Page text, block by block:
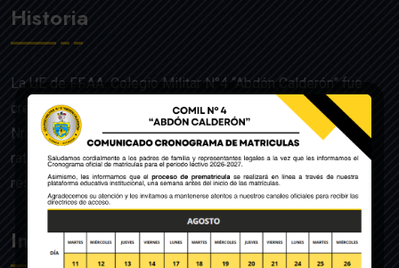
Historia
La UE de FF.AA. Colegio Militar N°4 “Abdón Calderón” fue
creado mediante Acuerdo Ministerial de la Orden General
Nro. 140, dado en Quito el 22 de julio del año 1992 y
ratificado por el Ministerio de Educación mediante
resolución Nro. 608 del 29 de julio de 1992.
Institución